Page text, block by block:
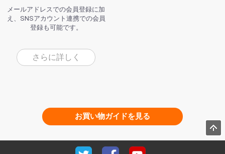
メールアドレスでの会員登録に加
え、SNSアカウント連携での会員
登録も可能です。
さらに詳しく
お買い物ガイドを見る